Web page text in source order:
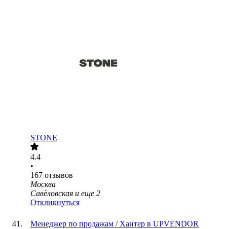
STONE
4.4
•
167 отзывов
Москва
Савёловская и еще 2
Откликнуться
Менеджер по продажам / Хантер в UPVENDOR